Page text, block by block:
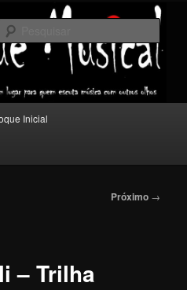
com outros olhos.
Inicial
Próximo →
– Trilha